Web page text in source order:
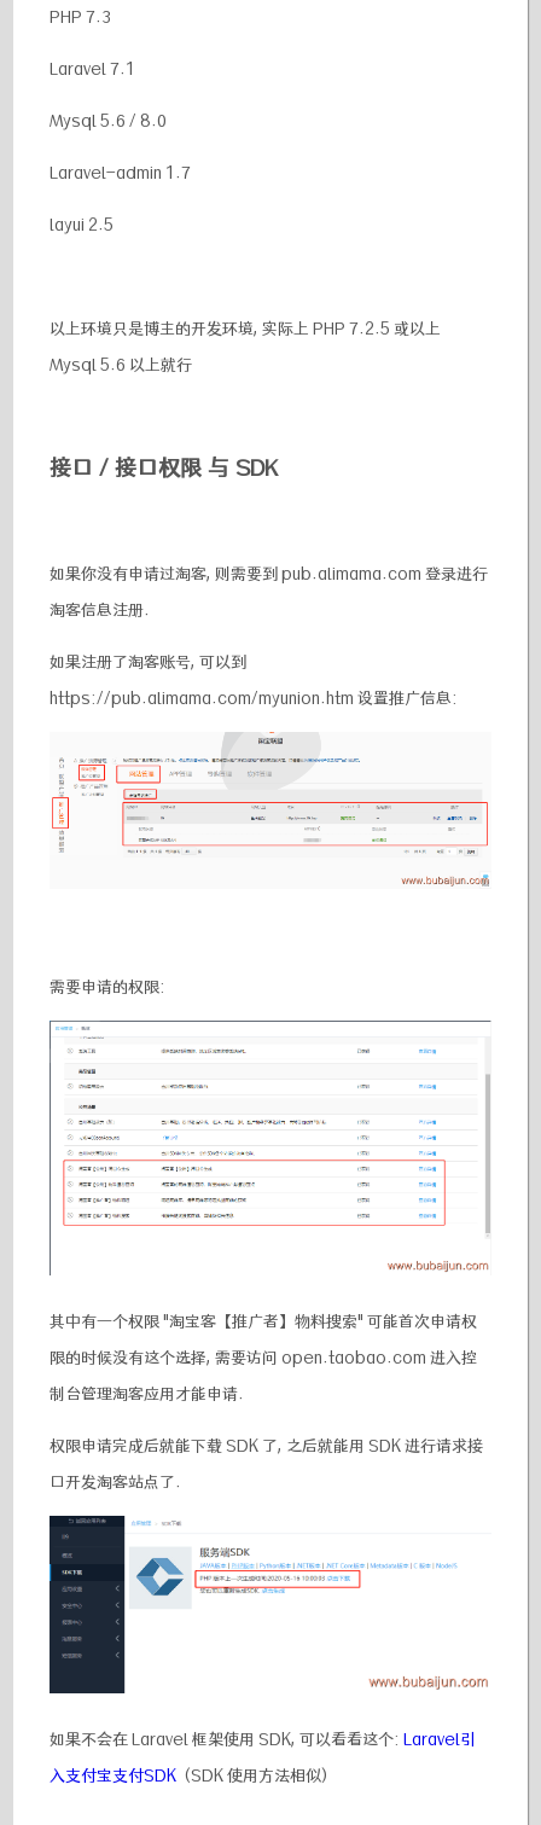
PHP 7.3
Laravel 7.1
Mysql 5.6 / 8.0
Laravel-admin 1.7
layui 2.5
以上环境只是博主的开发环境, 实际上 PHP 7.2.5 或以上
Mysql 5.6 以上就行
接口 / 接口权限 与 SDK
如果你没有申请过淘客, 则需要到 pub.alimama.com 登录进行
淘客信息注册.
如果注册了淘客账号, 可以到
https://pub.alimama.com/myunion.htm 设置推广信息:
需要申请的权限:
其中有一个权限 "淘宝客【推广者】物料搜索" 可能首次申请权
限的时候没有这个选择, 需要访问 open.taobao.com 进入控
制台管理淘客应用才能申请.
权限申请完成后就能下载 SDK 了, 之后就能用 SDK 进行请求接
口开发淘客站点了.
如果不会在 Laravel 框架使用 SDK, 可以看看这个:Laravel引
入支付宝支付SDK (SDK 使用方法相似)